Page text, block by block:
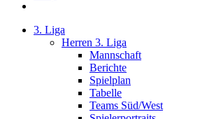
3. Liga
Herren 3. Liga
Mannschaft
Berichte
Spielplan
Tabelle
Teams Süd/West